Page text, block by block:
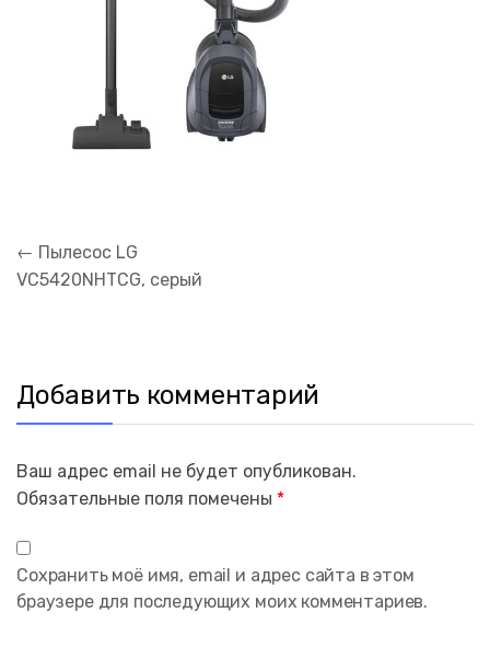
Навигация
по
← Пылесос LG
VC5420NHTCG, серый
Добавить комментарий
Ваш адрес email не будет опубликован.
Обязательные поля помечены *
Сохранить моё имя, email и адрес сайта в этом
браузере для последующих моих комментариев.